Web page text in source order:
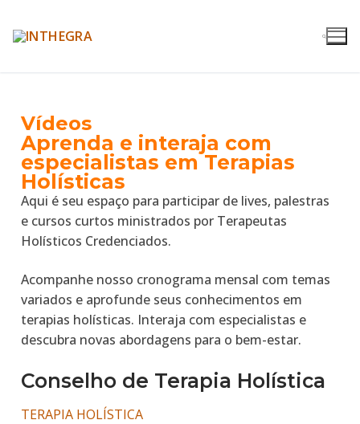
Vídeos
Aprenda e interaja com
especialistas em Terapias
Holísticas
Aqui é seu espaço para participar de lives, palestras
e cursos curtos ministrados por Terapeutas
Holísticos Credenciados.
Acompanhe nosso cronograma mensal com temas
variados e aprofunde seus conhecimentos em
terapias holísticas. Interaja com especialistas e
descubra novas abordagens para o bem-estar.
Conselho de Terapia Holística
TERAPIA HOLÍSTICA